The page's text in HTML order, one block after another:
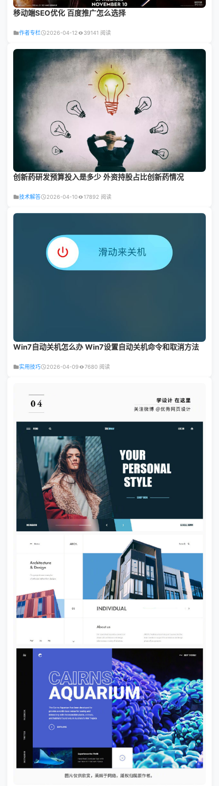
移动端SEO优化 百度推广怎么选择
作者专栏 2026-04-12 39141 阅读
创新药研发预算投入是多少 外资持股占比创新药情况
技术解答 2026-04-10 17892 阅读
Win7自动关机怎么办 Win7设置自动关机命令和取消方法
实用技巧 2026-04-09 7680 阅读